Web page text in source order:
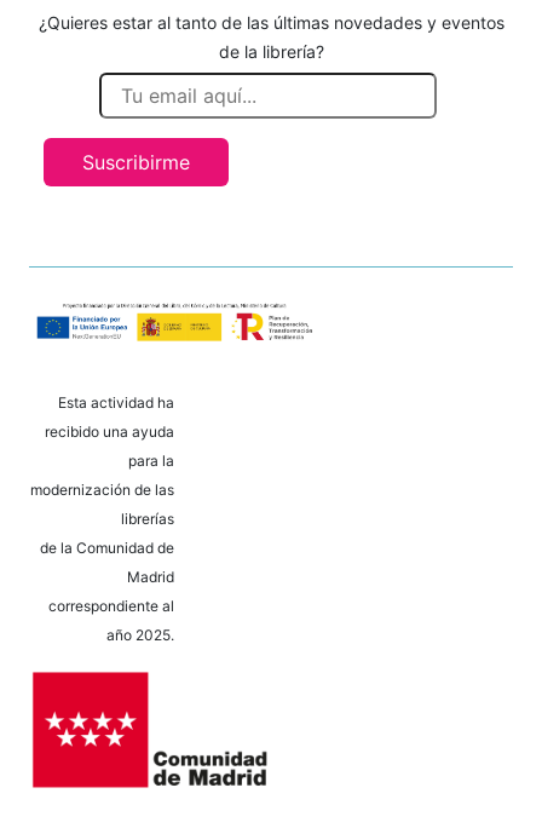
¿Quieres estar al tanto de las últimas novedades y eventos
de la librería?
Suscribirme
Esta actividad ha
recibido una ayuda
para la
modernización de las
librerías
de la Comunidad de
Madrid
correspondiente al
año 2025.